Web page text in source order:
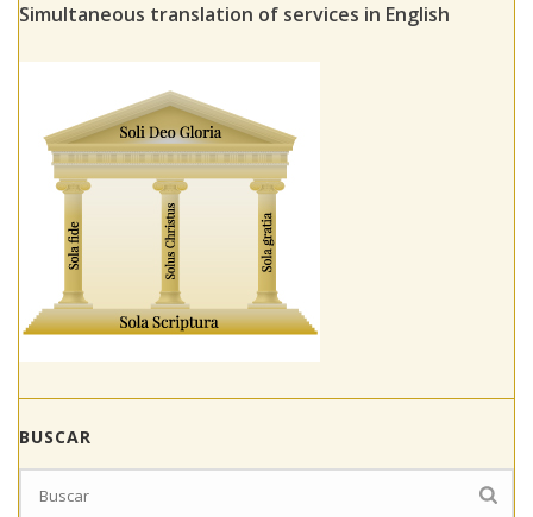
Simultaneous translation of services in English
BUSCAR